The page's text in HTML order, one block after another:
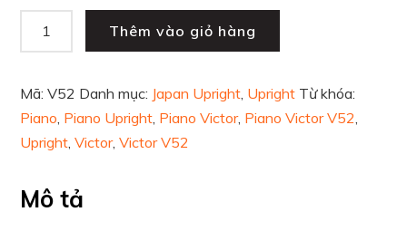
Thêm vào giỏ hàng
Mã:V52 Danh mục: Japan Upright, Upright Từ khóa:
Piano, Piano Upright, Piano Victor, Piano Victor V52,
Upright,Victor,Victor V52
Mô tả